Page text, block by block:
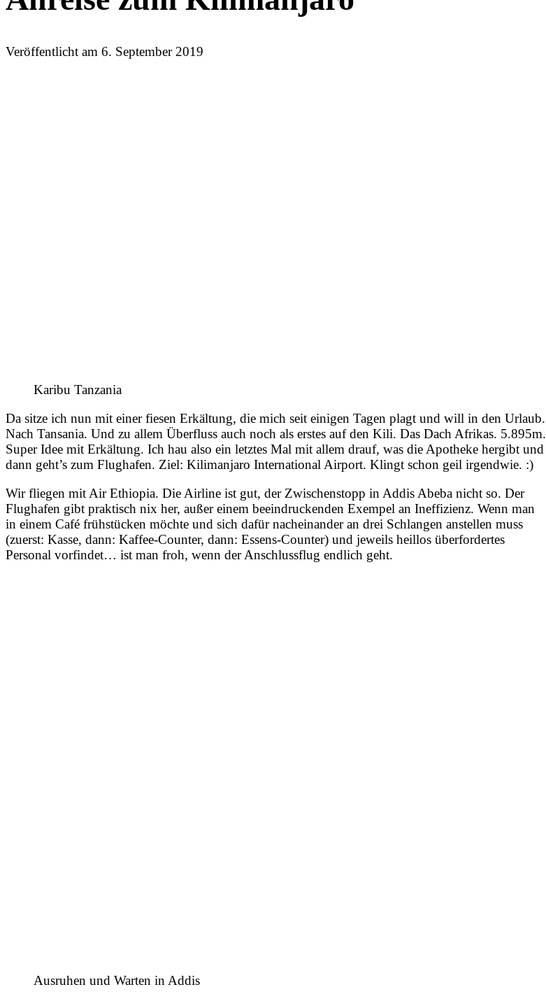
Veröffentlicht am 6. September 2019
Karibu Tanzania
Da sitze ich nun mit einer fiesen Erkältung, die mich seit einigen Tagen plagt und will in den Urlaub.
Nach Tansania. Und zu allem Überfluss auch noch als erstes auf den Kili. Das Dach Afrikas. 5.895m.
Super Idee mit Erkältung. Ich hau also ein letztes Mal mit allem drauf, was die Apotheke hergibt und
dann geht’s zum Flughafen. Ziel: Kilimanjaro International Airport. Klingt schon geil irgendwie. :)
Wir fliegen mit Air Ethiopia. Die Airline ist gut, der Zwischenstopp in Addis Abeba nicht so. Der
Flughafen gibt praktisch nix her, außer einem beeindruckenden Exempel an Ineffizienz. Wenn man
in einem Café frühstücken möchte und sich dafür nacheinander an drei Schlangen anstellen muss
(zuerst: Kasse, dann: Kaffee-Counter, dann: Essens-Counter) und jeweils heillos überfordertes
Personal vorfindet… ist man froh, wenn der Anschlussflug endlich geht.
Ausruhen und Warten in Addis